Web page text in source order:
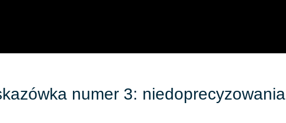
numer 3: niedoprecyzowania